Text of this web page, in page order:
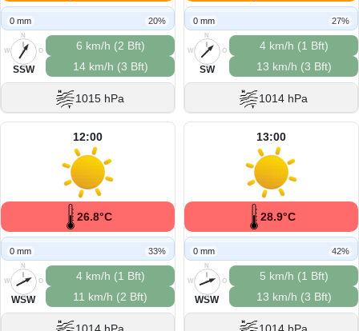
0 mm 20%
N
O
S
W
SSW
6 km/h (2 Bft)
14 km/h (3 Bft)
1015 hPa
0 mm 27%
N
O
S
W
SW
4 km/h (1 Bft)
13 km/h (3 Bft)
1014 hPa
12:00
26.8°C
0 mm 33%
N
O
S
W
WSW
4 km/h (1 Bft)
11 km/h (2 Bft)
13:00
28.9°C
0 mm 42%
N
O
S
W
WSW
5 km/h (1 Bft)
13 km/h (3 Bft)